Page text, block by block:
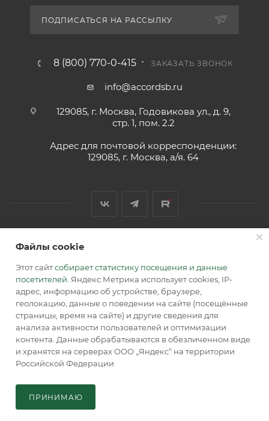
ПОДПИСАТЬСЯ НА РАССЫЛКУ
8 (800) 770-0-415 ЗАКАЗАТЬ ЗВОНОК
info@accordsb.ru
129085, г. Москва, Годовикова ул., д. 9,
стр. 1, пом. 2.2
Адрес для почтовой корреспонденции:
129085, г. Москва, а/я. 64
2026 © Обращаем Ваше внимание на то, что вся
информация, размещенная на сайте, носит
информационный характер и не является публичной
офертой, определяемой положениями Статьи 437 (2) ГК РФ.
Файлы cookie
Этот сайтсобирает статистику посещения и данные
посетителей . Яндекс Метрика использует cookies, IP-
адрес, информацию об устройстве, браузере,
геолокацию, данные о поведении на сайте (посещённые
страницы, время на сайте) и другие сведения для
анализа активности пользователей и оптимизации
контента. Данные обрабатываются в обезличенном виде
и хранятся на серверах ООО „Яндекс“ на территории
Российской Федерации
ПРИНИМАЮ
Главная
Кабинет